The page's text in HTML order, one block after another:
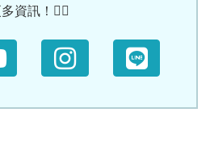
資訊！🙆‍♀